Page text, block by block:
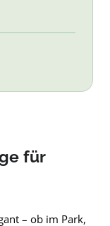
für
– ob im Park,